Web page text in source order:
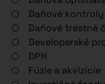
Daňové kontroly
Daňové trestné
Developerské
DPH
Fúzie a akvizície